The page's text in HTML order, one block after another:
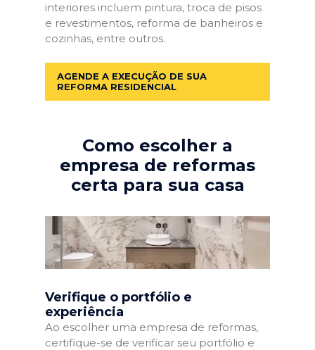
interiores incluem pintura, troca de pisos
e revestimentos, reforma de banheiros e
cozinhas, entre outros.
AGENDE A EXECUÇÃO DE SUA
REFORMA RESIDENCIAL
Como escolher a
empresa de reformas
certa para sua casa
Verifique o portfólio e
experiência
Ao escolher uma empresa de reformas,
certifique-se de verificar seu portfólio e